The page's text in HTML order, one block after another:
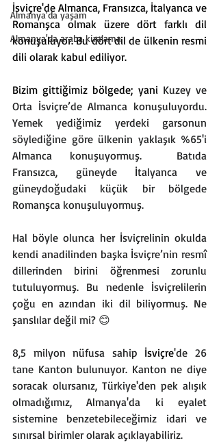
Almanya'da yaşam
Almanya'da araba kiralama
İsviçre'de Almanca, Fransızca, İtalyanca ve
Romanşca olmak üzere dört farklı dil
konuşuluyor. Bu dört dil de ülkenin resmi
dili olarak kabul ediliyor.
Bizim gittiğimiz bölgede; yani Kuzey ve
Orta İsviçre’de Almanca konuşuluyordu.
Yemek yediğimiz yerdeki garsonun
söylediğine göre ülkenin yaklaşık %65'i
Almanca konuşuyormuş.  Batıda
Fransızca, güneyde İtalyanca ve
güneydoğudaki küçük bir bölgede
Romanşca konuşuluyormuş.
Hal böyle olunca her İsviçrelinin okulda
kendi anadilinden başka İsviçre’nin resmî
dillerinden birini öğrenmesi zorunlu
tutuluyormuş. Bu nedenle İsviçrelilerin
çoğu en azından iki dil biliyormuş. Ne
şanslılar değil mi? 😊
8,5 milyon nüfusa sahip İsviçre'de 26
tane Kanton bulunuyor. Kanton ne diye
soracak olursanız, Türkiye'den pek alışık
olmadığımız, Almanya'da ki eyalet
sistemine benzetebileceğimiz idari ve
sınırsal birimler olarak açıklayabiliriz.